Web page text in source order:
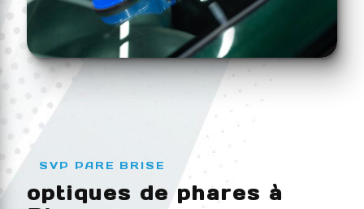
SVP PARE BRISE
optiques de phares à